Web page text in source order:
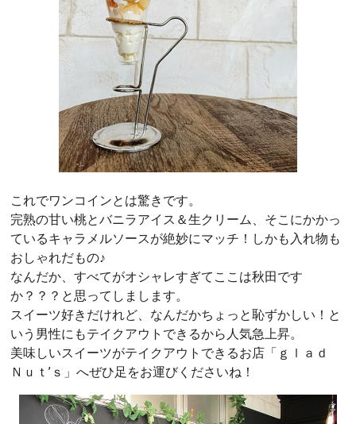
これでワンコインとは驚きです。
完熟の甘い桃とバニラアイス＆生クリーム、そこにかかっ
ているキャラメルソースが絶妙にマッチ！しかも入れ物も
おしゃれだもの♪
なんだか、すべてがオシャレすぎてここは秋田です
か？？？と思ってしまします。
スイーツ好きだけれど、なんだかちょっと恥ずかしい！と
いう男性にもテイクアウトできるから人気急上昇。
美味しいスイーツがテイクアウトできるお店「ｇｌａｄ
Ｎｕｔ’ｓ」へぜひ足をお運びくださいね！